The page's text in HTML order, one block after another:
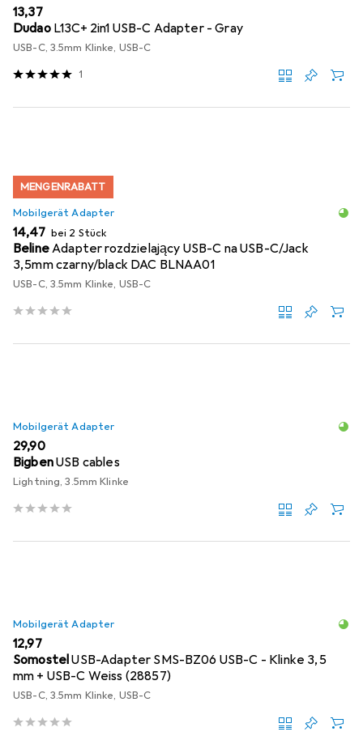
EUR
13,37
Dudao L13C+ 2in1 USB-C Adapter - Gray
USB-C, 3.5mm Klinke, USB-C
1
MENGENRABATT
Mobilgerät Adapter
EUR
14,47 bei 2 Stück
BelineAdapter rozdzielający USB-C na USB-C/Jack
3,5mm czarny/black DAC BLNAA01
USB-C, 3.5mm Klinke, USB-C
Mobilgerät Adapter
EUR
29,90
BigbenUSB cables
Lightning, 3.5mm Klinke
Mobilgerät Adapter
EUR
12,97
SomostelUSB-Adapter SMS-BZ06 USB-C - Klinke 3,5
mm + USB-C Weiss (28857)
USB-C, 3.5mm Klinke, USB-C